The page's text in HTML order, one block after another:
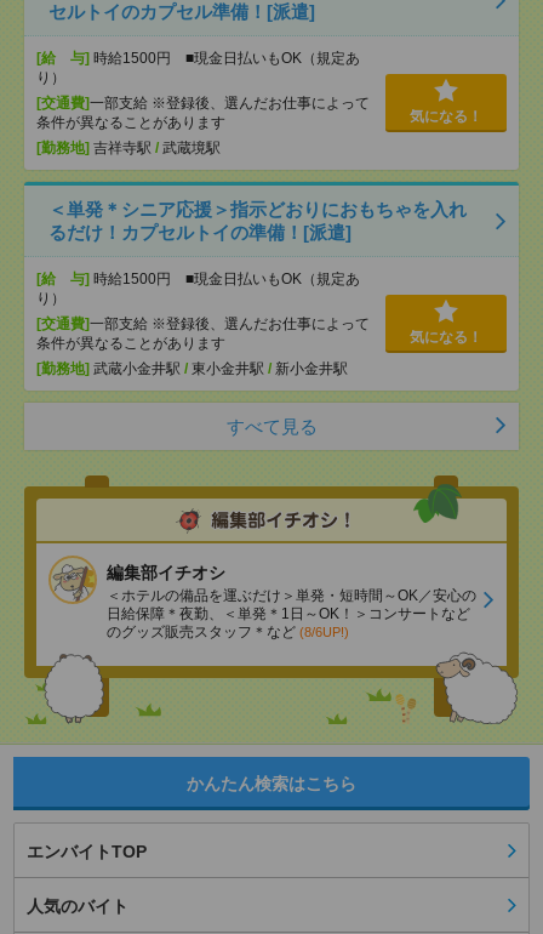
セルトイのカプセル準備！[派遣]
[給 与] 時給1500円 ■現金日払いもOK（規定あ
り）
[交通費]一部支給 ※登録後、選んだお仕事によって
条件が異なることがあります
[勤務地] 吉祥寺駅 / 武蔵境駅
気になる！
＜単発＊シニア応援＞指示どおりにおもちゃを入れ
るだけ！カプセルトイの準備！[派遣]
[給 与] 時給1500円 ■現金日払いもOK（規定あ
り）
[交通費]一部支給 ※登録後、選んだお仕事によって
条件が異なることがあります
[勤務地] 武蔵小金井駅 / 東小金井駅 / 新小金井駅
気になる！
すべて見る
編集部イチオシ
＜ホテルの備品を運ぶだけ＞単発・短時間～OK／安心の
日給保障＊夜勤、＜単発＊1日～OK！＞コンサートなど
のグッズ販売スタッフ＊など (8/6UP!)
かんたん検索はこちら
エンバイトTOP
人気のバイト